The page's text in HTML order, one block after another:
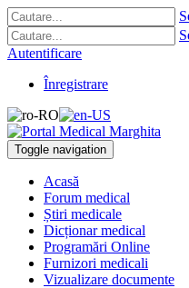
Autentificare
Înregistrare
Toggle navigation
Acasă
Forum medical
Știri medicale
Dicționar medical
Programări Online
Furnizori medicali
Vizualizare documente